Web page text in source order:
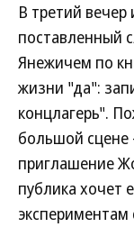
В третий вечер
поставленный
Янежичем по
жизни "да":
концлагерь".
большой
приглашение
публика